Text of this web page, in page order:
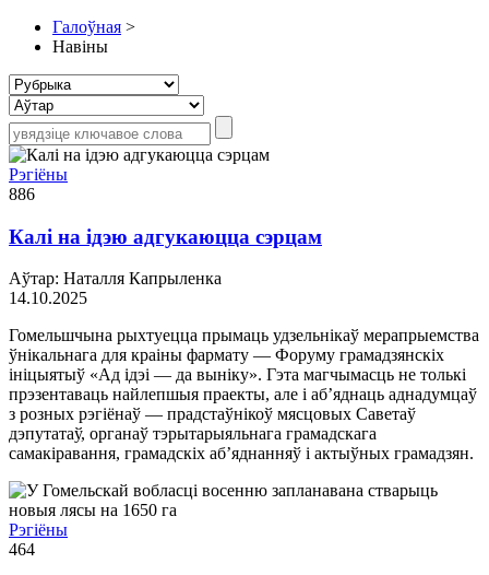
Галоўная >
Навіны
Рэгіёны
886
Калі на ідэю адгукаюцца сэрцам
Аўтар: Наталля Капрыленка
14.10.2025
Гомельшчына рыхтуецца прымаць удзельнікаў мерапрыемства
ўнікальнага для краіны фармату — Форуму грамадзянскіх
ініцыятыў «Ад ідэі — да выніку». Гэта магчымасць не толькі
прэзентаваць найлепшыя праекты, але і аб’яднаць аднадумцаў
з розных рэгіёнаў — прадстаўнікоў мясцовых Саветаў
дэпутатаў, органаў тэрытарыяльнага грамадскага
самакіравання, грамадскіх аб’яднанняў і актыўных грамадзян.
Рэгіёны
464